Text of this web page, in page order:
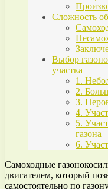
Сложность
Выбор
участка
1.
2.
3.
4.
5.
газона
6.
Самоходные
двигателем, который
самостоятельно по